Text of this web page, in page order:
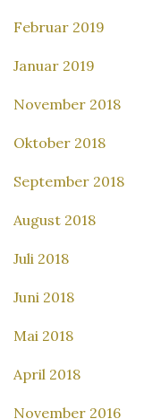
Februar 2019
Januar 2019
November 2018
Oktober 2018
September 2018
August 2018
Juli 2018
Juni 2018
Mai 2018
April 2018
November 2016